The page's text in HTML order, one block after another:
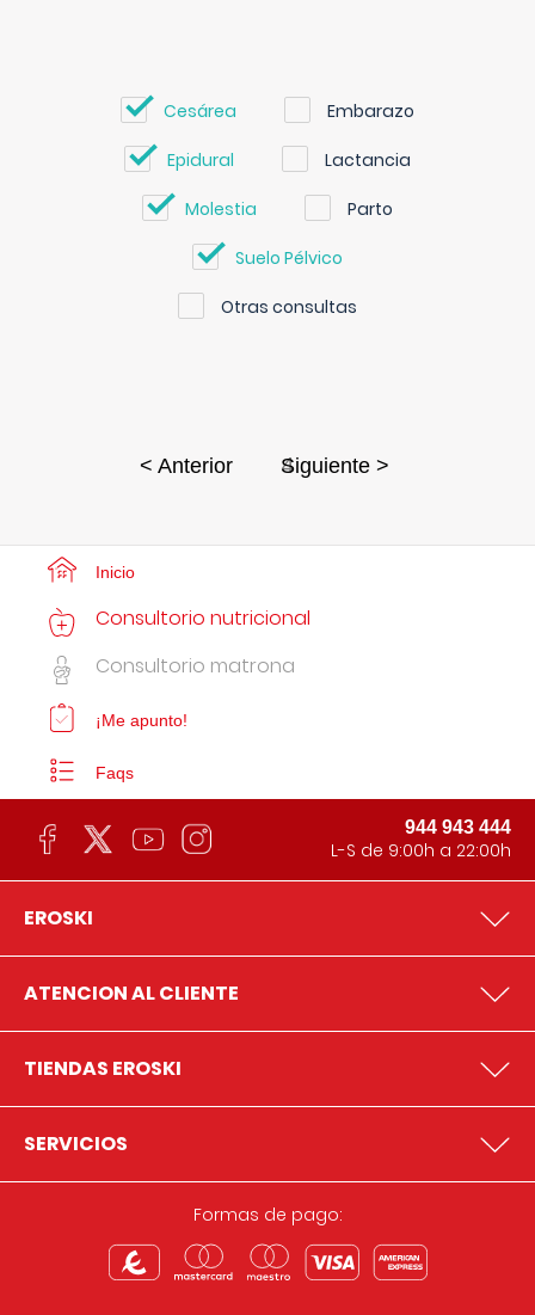
Cesárea Embarazo
Epidural Lactancia
Molestia Parto
Suelo Pélvico
Otras consultas
< Anterior 4
Siguiente >
Inicio
Consultorio nutricional
Consultorio matrona
¡Me apunto!
Faqs
944 943 444
L-S de 9:00h a 22:00h
EROSKI
ATENCION AL CLIENTE
TIENDAS EROSKI
SERVICIOS
Formas de pago: